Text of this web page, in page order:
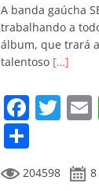
A banda gaúcha
trabalhando a
álbum, que trará
talentoso […]
F
e
T
itt
er l
o
204598